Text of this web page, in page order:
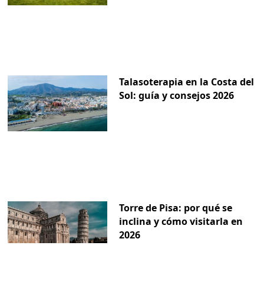
Talasoterapia en la Costa del
Sol: guía y consejos 2026
Torre de Pisa: por qué se
inclina y cómo visitarla en
2026